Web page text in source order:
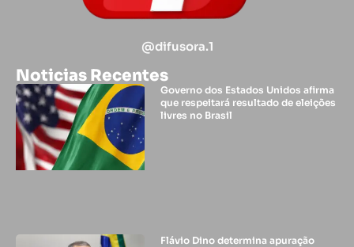
@difusora.1
Noticias Recentes
Governo dos Estados Unidos afirma
que respeitará resultado de eleições
livres no Brasil
Flávio Dino determina apuração